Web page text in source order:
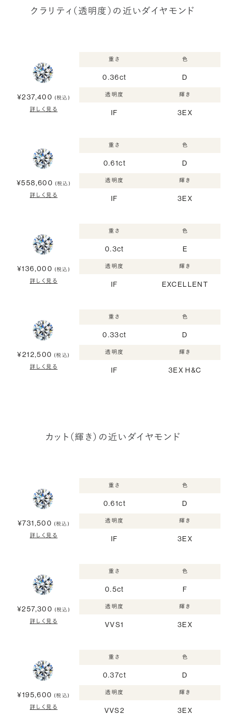
クラリティ（透明度）の近いダイヤモンド
¥237,400 (税込)
詳しく見る
重さ
0.36ct
色
D
透明度
IF
輝き
3EX
¥558,600 (税込)
詳しく見る
重さ
0.61ct
色
D
透明度
IF
輝き
3EX
¥136,000 (税込)
詳しく見る
重さ
0.3ct
色
E
透明度
IF
輝き
EXCELLENT
¥212,500 (税込)
詳しく見る
重さ
0.33ct
色
D
透明度
IF
輝き
3EX H&C
カット（輝き）の近いダイヤモンド
¥731,500 (税込)
詳しく見る
重さ
0.61ct
色
D
透明度
IF
輝き
3EX
¥257,300 (税込)
詳しく見る
重さ
0.5ct
色
F
透明度
VVS1
輝き
3EX
¥195,600 (税込)
詳しく見る
重さ
0.37ct
色
D
透明度
VVS2
輝き
3EX